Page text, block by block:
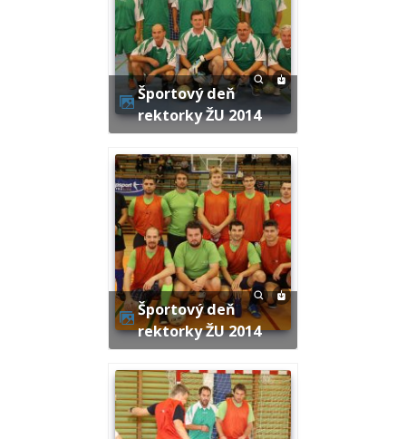
Športový deň
rektorky ŽU 2014
Športový deň
rektorky ŽU 2014